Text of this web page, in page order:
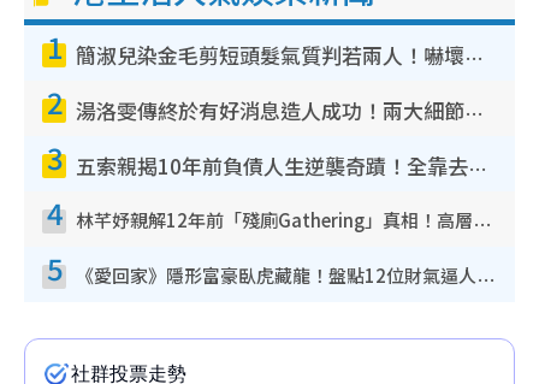
1 簡淑兒染金毛剪短頭髮氣質判若兩人！嚇壞老公麥大力都認唔出：「你做咩事？」
2 湯洛雯傳終於有好消息造人成功！兩大細節曝孕味極濃惹猜測：大肚婆先會咁！
3 五索親揭10年前負債人生逆襲奇蹟！全靠去一地方轉運後即遇上馬先生
4 林芊妤親解12年前「殘廁Gathering」真相！高層解約一句話重創尊嚴至今拒返TVB
5 《愛回家》隱形富豪臥虎藏龍！盤點12位財氣逼人的有錢藝人：呢位靚女3億身家唔憂做